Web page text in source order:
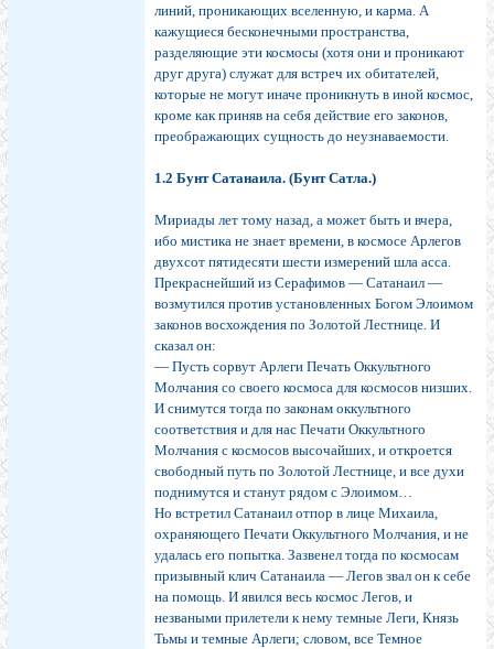
линий, проникающих вселенную, и карма. А
кажущиеся бесконечными пространства,
разделяющие эти космосы (хотя они и проникают
друг друга) служат для встреч их обитателей,
которые не могут иначе проникнуть в иной космос,
кроме как приняв на себя действие его законов,
преображающих сущность до неузнаваемости.
1.2 Бунт Сатанаила. (Бунт Сатла.)
Мириады лет тому назад, а может быть и вчера,
ибо мистика не знает времени, в космосе Арлегов
двухсот пятидесяти шести измерений шла асса.
Прекраснейший из Серафимов — Сатанаил —
возмутился против установленных Богом Элоимом
законов восхождения по Золотой Лестнице. И
сказал он:
— Пусть сорвут Арлеги Печать Оккультного
Молчания со своего космоса для космосов низших.
И снимутся тогда по законам оккультного
соответствия и для нас Печати Оккультного
Молчания с космосов высочайших, и откроется
свободный путь по Золотой Лестнице, и все духи
поднимутся и станут рядом с Элоимом…
Но встретил Сатанаил отпор в лице Михаила,
охраняющего Печати Оккультного Молчания, и не
удалась его попытка. Зазвенел тогда по космосам
призывный клич Сатанаила — Легов звал он к себе
на помощь. И явился весь космос Легов, и
незваными прилетели к нему темные Леги, Князь
Тьмы и темные Арлеги; словом, все Темное